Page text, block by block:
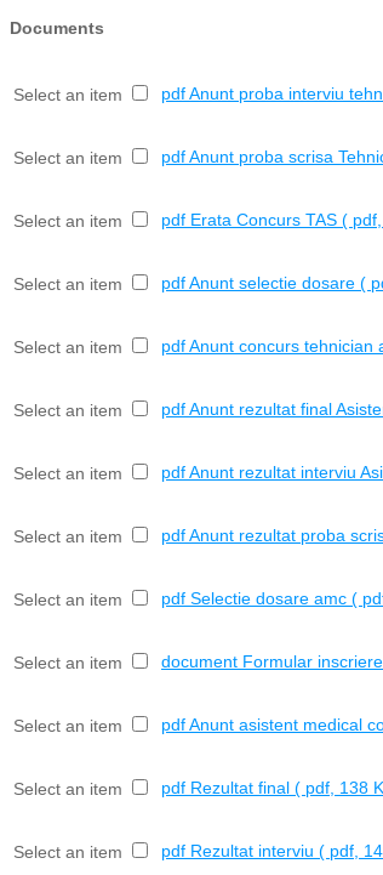
Documents
Select an item pdfAnunt proba interviu
Select an item pdfAnunt proba scrisa
Select an item pdf Erata Concurs TAS (
Select an item pdfAnunt selectie dosare (
Select an item pdfAnunt concurs tehnician
Select an item pdfAnunt rezultat final
Select an item pdfAnunt rezultat interviu
Select an item pdfAnunt rezultat proba
Select an item pdf Selectie dosare amc (
Select an item document Formular
Select an item pdfAnunt asistent medical
Select an item pdf Rezultat final ( pdf, 138
Select an item pdf Rezultat interviu ( pdf,